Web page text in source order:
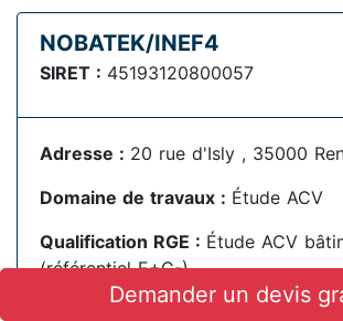
NOBATEK/INEF4
SIRET : 45193120800057
Adresse : 20 rue d'Isly , 35000
Domaine de travaux : Étude ACV
Qualification RGE : Étude ACV
(référentiel E+C-)
Demander un devis